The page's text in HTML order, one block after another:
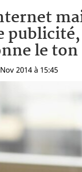
le ton
2014 à 15:45